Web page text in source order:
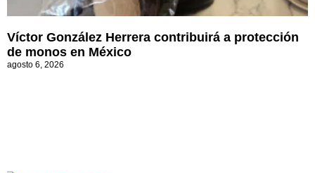
Víctor González Herrera contribuirá a protección
de monos en México
agosto 6, 2026